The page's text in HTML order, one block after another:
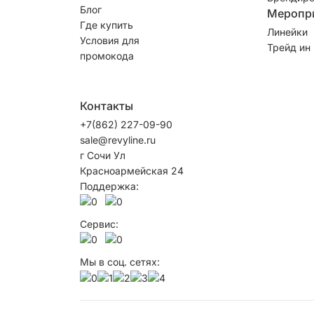
Блог
Где купить
Условия для
промокода
Линейки
Трейд ин
Контакты
+7(862) 227-09-90
sale@revyline.ru
г Сочи Ул
Красноармейская 24
Поддержка:
Сервис:
Мы в соц. сетях: